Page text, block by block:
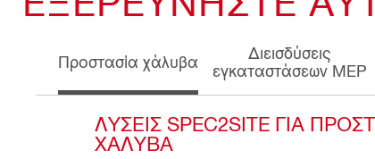
Προστασία χάλυβα
Διεισδύσεις
εγκαταστάσεων MEP
ΛΎΣΕΙΣ SPEC2SITE ΓΙΑ
ΧΆΛΥΒΑ